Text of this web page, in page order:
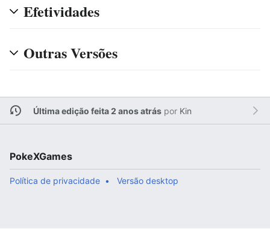
Efetividades
Outras Versões
Última edição feita 2 anos atráspor Kin
PokeXGames
Política de privacidade Versão desktop